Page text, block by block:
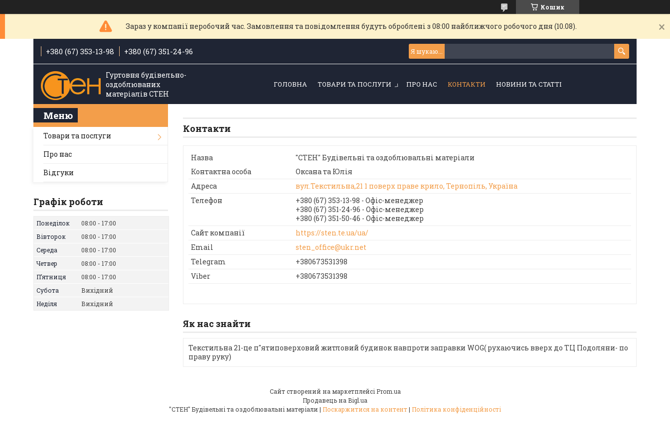
Кошик
Зараз у компанії неробочий час. Замовлення та повідомлення будуть оброблені з 08:00 найближчого робочого дня (10.08).
+380 (67) 353-13-98 +380 (67) 351-24-96
Гуртовня будівельно-
оздоблюваних
матеріалів СТЕН
ГОЛОВНА ТОВАРИ ТА ПОСЛУГИ ПРО НАС КОНТАКТИ НОВИНИ ТА СТАТТІ
Контакти
"СТЕН" Будівельні та оздоблювальні матеріали
Оксана та Юлія
вул.Текстильна,21 1 поверх праве крило, Тернопіль, Україна
+380 (67) 353-13-98
Офіс-менеджер
+380 (67) 351-24-96
Офіс-менеджер
+380 (67) 351-50-46
Офіс-менеджер
https://sten.te.ua/ua/
sten_office@ukr.net
+380673531398
+380673531398
Як нас знайти
Текстильна 21-це п"ятиповерховий житловий будинок навпроти заправки WOG( рухаючись вверх до ТЦ Подоляни- по
праву руку)
Товари та послуги
Про нас
Відгуки
Графік роботи
Понеділок 08:00
17:00
Вівторок
08:00
17:00
Середа
08:00
17:00
Четвер
08:00
17:00
Пʼятниця
08:00
17:00
Субота
Вихідний
Неділя
Вихідний
Сайт створений на маркетплейсі Prom.ua
Продавець на Bigl.ua
"СТЕН" Будівельні та оздоблювальні матеріали | Поскаржитися на контент| Політика конфіденційності